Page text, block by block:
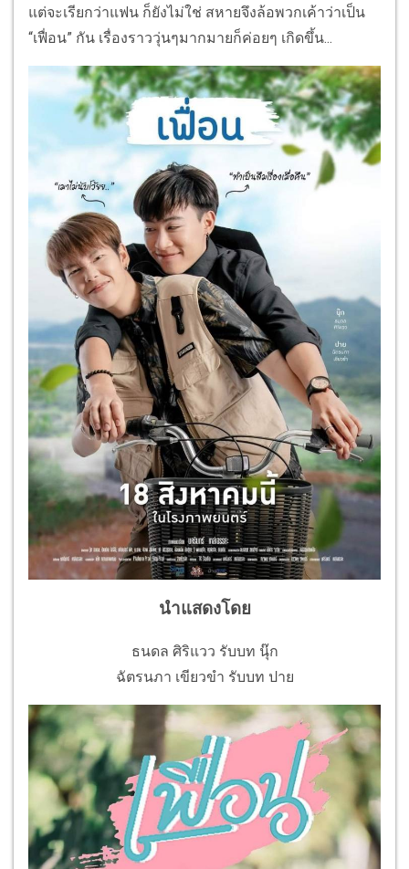
แต่จะเรียกว่าแฟน ก็ยังไม่ใช่ สหายจึงล้อพวกเค้าว่าเป็น
“เฟื่อน” กัน เรื่องราววุ่นๆมากมายก็ค่อยๆ เกิดขึ้น...
นำแสดงโดย
ธนดล ศิริแวว รับบท นุ๊ก
ฉัตรนภา เขียวขำ รับบท ปาย